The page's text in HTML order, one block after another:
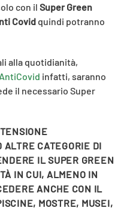
con il Super Green
Covid quindi potranno
alla quotidianità,
infatti, saranno
il necessario Super
ALTRE CATEGORIE DI
IL SUPER GREEN
IN CUI, ALMENO IN
ANCHE CON IL
MOSTRE, MUSEI,